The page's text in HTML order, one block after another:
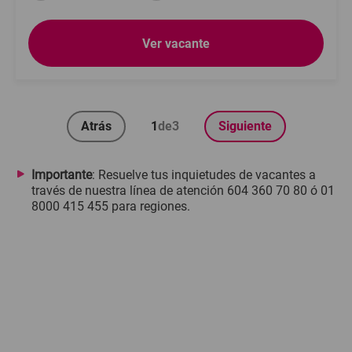
Ver vacante
Atrás 1de3 Siguiente
Importante: Resuelve tus inquietudes de vacantes a
través de nuestra línea de atención 604 360 70 80 ó 01
8000 415 455 para regiones.